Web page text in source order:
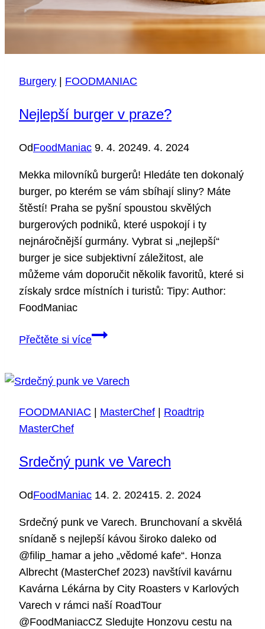
Burgery FOODMANIAC
Nejlepší burger v praze?
OdFoodManiac 9. 4. 20249. 4. 2024
Mekka milovníků burgerů! Hledáte ten dokonalý
burger, po kterém se vám sbíhají sliny? Máte
štěstí! Praha se pyšní spoustou skvělých
burgerových podniků, které uspokojí i ty
nejnáročnější gurmány. Vybrat si „nejlepší“
burger je sice subjektivní záležitost, ale
můžeme vám doporučit několik favoritů, které si
získaly srdce místních i turistů: Tipy: Author:
FoodManiac
Přečtěte si víceNejlepší
praze?
FOODMANIAC MasterChef
Roadtrip
MasterChef
Srdečný punk ve Varech
OdFoodManiac 14. 2. 202415. 2. 2024
Srdečný punk ve Varech. Brunchovaní a skvělá
snídaně s nejlepší kávou široko daleko od
@filip_hamar a jeho „vědomé kafe“. Honza
Albrecht (MasterChef 2023) navštívil kavárnu
Kavárna Lékárna by City Roasters v Karlových
Varech v rámci naší RoadTour
@FoodManiacCZ Sledujte Honzovu cestu na